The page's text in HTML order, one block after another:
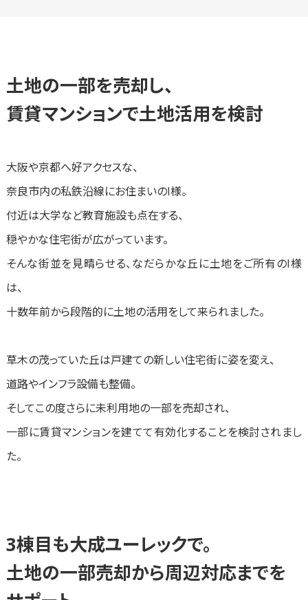
土地の一部を売却し、
賃貸マンションで土地活用を検討
大阪や京都へ好アクセスな、
奈良市内の私鉄沿線にお住まいのI様。
付近は大学など教育施設も点在する、
穏やかな住宅街が広がっています。
そんな街並を見晴らせる、なだらかな丘に土地をご所有のI様
は、
十数年前から段階的に土地の活用をして来られました。
草木の茂っていた丘は戸建ての新しい住宅街に姿を変え、
道路やインフラ設備も整備。
そしてこの度さらに未利用地の一部を売却され、
一部に賃貸マンションを建てて有効化することを検討されまし
た。
3棟目も大成ユーレックで。
土地の一部売却から周辺対応までを